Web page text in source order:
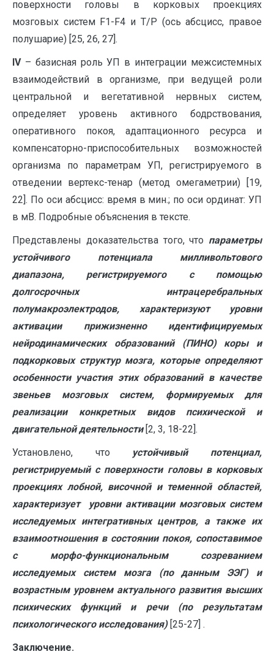
поверхности головы в корковых проекциях
мозговых систем F1-F4 и Т/Р (ось абсцисс, правое
полушарие) [25, 26, 27].
IV– базисная роль УП в интеграции межсистемных
взаимодействий в организме, при ведущей роли
центральной и вегетативной нервных систем,
определяет уровень активного бодрствования,
оперативного покоя, адаптационного ресурса и
компенсаторно-приспособительных возможностей
организма по параметрам УП, регистрируемого в
отведении вертекс-тенар (метод омегаметрии) [19,
22]. По оси абсцисс: время в мин.; по оси ординат: УП
в мВ. Подробные объяснения в тексте.
Представлены доказательства того, что параметры
устойчивого потенциала милливольтового
диапазона, регистрируемого с помощью
долгосрочных интрацеребральных
полумакроэлектродов,
характеризуют
уровни
активации
прижизненно идентифицируемых
нейродинамических образований (ПИНО) коры и
подкорковых структур мозга, которые определяют
особенности участия этих образований в качестве
звеньев мозговых систем, формируемых для
реализации конкретных видов психической и
двигательной деятельности[2, 3, 18-22].
Установлено, что устойчивый потенциал,
регистрируемый с поверхности головы в корковых
проекциях лобной, височной и теменной областей,
характеризует уровни активации мозговых систем
исследуемых интегративных центров, а также их
взаимоотношения в состоянии покоя, сопоставимое
с морфо-функциональным созреванием
исследуемых систем мозга (по данным ЭЭГ) и
возрастным уровнем актуального развития высших
психических функций и речи (по результатам
психологического исследования) [25-27] .
Заключение.